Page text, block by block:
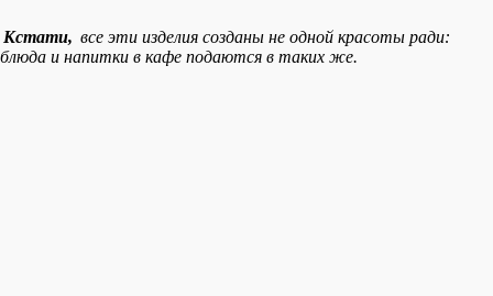
Кстати, все эти изделия созданы не одной красоты ради:
блюда и напитки в кафе подаются в таких же.